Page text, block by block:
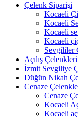
Çelenk Siparişi
Kocaeli
Kocaeli
Kocaeli
Kocaeli
Sevgililer
Açılış Çelenkleri
İzmit Sevgiliye
Düğün Nikah
Cenaze
Cenaze
Kocaeli
Kocaeli